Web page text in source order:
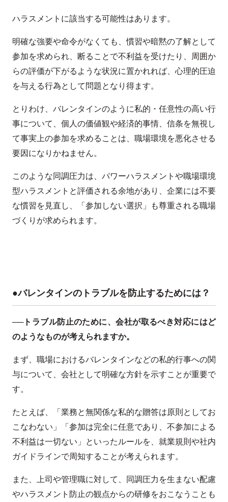
ハラスメントに該当する可能性はあります。
明確な強要や命令がなくても、慣習や暗黙の了解として
参加を求められ、断ることで不利益を受けたり、周囲か
らの評価が下がるような状況に置かれれば、心理的圧迫
を与える行為として問題となり得ます。
とりわけ、バレンタインのように私的・任意性の高い行
事について、個人の価値観や経済的事情、信条を無視し
て事実上の参加を求めることは、職場環境を悪化させる
要因になりかねません。
このような同調圧力は、パワーハラスメントや職場環境
型ハラスメントと評価される余地があり、企業には不要
な慣習を見直し、「参加しない選択」も尊重される職場
づくりが求められます。
●バレンタインのトラブルを防止するためには？
──トラブル防止のために、会社が取るべき対応にはど
のようなものが考えられますか。
まず、職場におけるバレンタインなどの私的行事への関
与について、会社として明確な方針を示すことが重要で
す。
たとえば、「業務と無関係な私的な贈答は原則としてお
こなわない」「参加は完全に任意であり、不参加による
不利益は一切ない」といったルールを、就業規則や社内
ガイドラインで周知することが考えられます。
また、上司や管理職に対して、同調圧力を生まない配慮
やハラスメント防止の観点からの研修をおこなうことも